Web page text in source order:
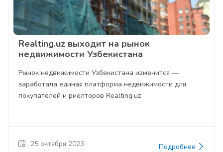
Realting.uz выходит на рынок
недвижимости Узбекистана
Рынок недвижимости Узбекистана изменится —
заработала единая платформа недвижимости для
покупателей и риелторов Realting.uz
25 октября 2023 Подробнее